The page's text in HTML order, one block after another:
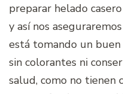
preparar helado
y así nos
está tomando un
sin colorantes ni
salud, como no tienen